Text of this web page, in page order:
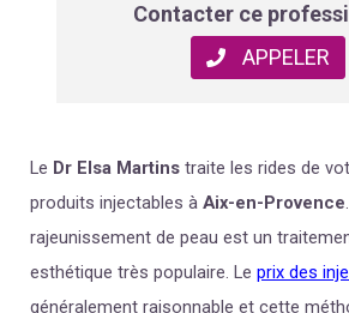
Contacter ce
APPELER
Le Dr Elsa Martins traite les rides de
produits injectables à Aix-en-Provence
rajeunissement de peau est un
esthétique très populaire. Le prix des
généralement raisonnable et cette